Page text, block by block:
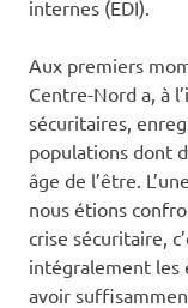
internes (EDI).
Aux premiers
Centre-Nord a, à
sécuritaires,
populations dont
âge de l’être.
nous étions
crise sécuritaire,
intégralement les
avoir